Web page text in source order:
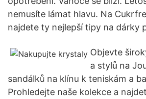
nemusíte lámat hlavu. Na
najdete ty nejlepší tipy na dárky
Objevte
a stylů na
sandálků na klínu k teniskám a
Prohledejte naše kolekce a